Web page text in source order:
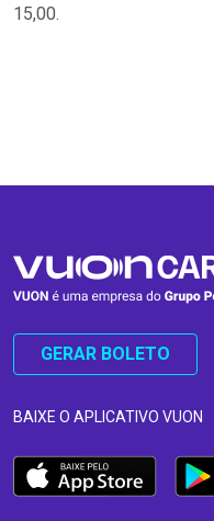
15,00.
GERAR BOLETO
BAIXE O APLICATIVO VUON